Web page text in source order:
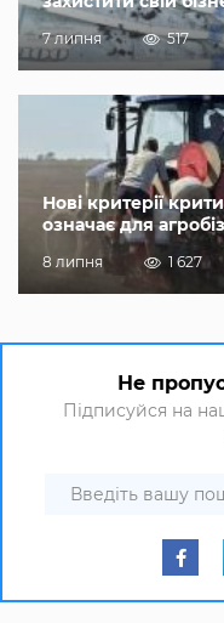
7 липня 517
Нові критерії
означає для
8 липня 1 627
Не
Підписуйся на